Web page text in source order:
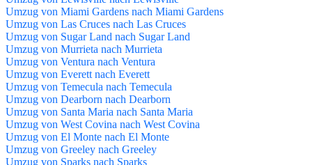
Umzug von Miami Gardens nach Miami Gardens
Umzug von Las Cruces nach Las Cruces
Umzug von Sugar Land nach Sugar Land
Umzug von Murrieta nach Murrieta
Umzug von Ventura nach Ventura
Umzug von Everett nach Everett
Umzug von Temecula nach Temecula
Umzug von Dearborn nach Dearborn
Umzug von Santa Maria nach Santa Maria
Umzug von West Covina nach West Covina
Umzug von El Monte nach El Monte
Umzug von Greeley nach Greeley
Umzug von Sparks nach Sparks